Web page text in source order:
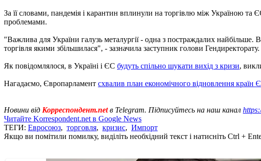
За її словами, пандемія і карантин вплинули на торгівлю між Україною
проблемами.
"Важлива для України галузь металургії - одна з постраждалих найбільше.
торгівля якими збільшилася", - зазначила заступник голови Гендиректорату.
Як повідомлялося, в Україні і ЄС будуть спільно шукати вихід з кризи,
Нагадаємо, Європарламент схвалив план економічного відновлення країн
Новини від Корреспондент.netв Telegram. Підписуйтесь на наш канал
Читайте Korrespondent.net в Google News
ТЕГИ: Евросоюз, торговля, кризис, Импорт
Якщо ви помітили помилку, виділіть необхідний текст і натисніть Ctrl +